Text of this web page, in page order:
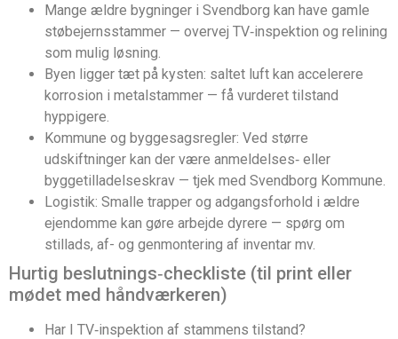
Mange ældre bygninger i Svendborg kan have gamle
støbejernsstammer — overvej TV‑inspektion og relining
som mulig løsning.
Byen ligger tæt på kysten: saltet luft kan accelerere
korrosion i metalstammer — få vurderet tilstand
hyppigere.
Kommune og byggesagsregler: Ved større
udskiftninger kan der være anmeldelses‑ eller
byggetilladelseskrav — tjek med Svendborg Kommune.
Logistik: Smalle trapper og adgangsforhold i ældre
ejendomme kan gøre arbejde dyrere — spørg om
stillads, af- og genmontering af inventar mv.
Hurtig beslutnings‑checkliste (til print eller
mødet med håndværkeren)
Har I TV‑inspektion af stammens tilstand?